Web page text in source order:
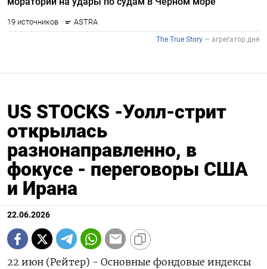
US STOCKS -Уолл-стрит
открылась
разнонаправленно, в
фокусе - переговоры США
и Ирана
22.06.2026
22 июн (Рейтер) - Основные фондовые индексы